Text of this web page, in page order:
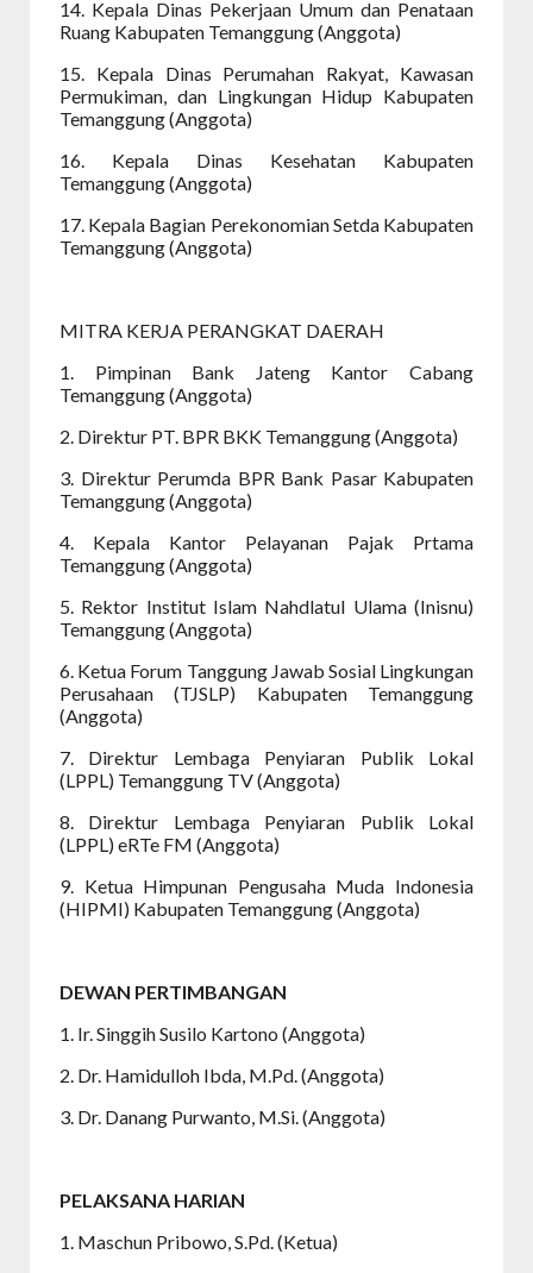
14. Kepala Dinas Pekerjaan Umum dan Penataan
Ruang Kabupaten Temanggung (Anggota)
15. Kepala Dinas Perumahan Rakyat, Kawasan
Permukiman, dan Lingkungan Hidup Kabupaten
Temanggung (Anggota)
16. Kepala Dinas Kesehatan Kabupaten
Temanggung (Anggota)
17. Kepala Bagian Perekonomian Setda Kabupaten
Temanggung (Anggota)
MITRA KERJA PERANGKAT DAERAH
1. Pimpinan Bank Jateng Kantor Cabang
Temanggung (Anggota)
2. Direktur PT. BPR BKK Temanggung (Anggota)
3. Direktur Perumda BPR Bank Pasar Kabupaten
Temanggung (Anggota)
4. Kepala Kantor Pelayanan Pajak Prtama
Temanggung (Anggota)
5. Rektor Institut Islam Nahdlatul Ulama (Inisnu)
Temanggung (Anggota)
6. Ketua Forum Tanggung Jawab Sosial Lingkungan
Perusahaan (TJSLP) Kabupaten Temanggung
(Anggota)
7. Direktur Lembaga Penyiaran Publik Lokal
(LPPL) Temanggung TV (Anggota)
8. Direktur Lembaga Penyiaran Publik Lokal
(LPPL) eRTe FM (Anggota)
9. Ketua Himpunan Pengusaha Muda Indonesia
(HIPMI) Kabupaten Temanggung (Anggota)
DEWAN PERTIMBANGAN
1. Ir. Singgih Susilo Kartono (Anggota)
2. Dr. Hamidulloh Ibda, M.Pd. (Anggota)
3. Dr. Danang Purwanto, M.Si. (Anggota)
PELAKSANA HARIAN
1. Maschun Pribowo, S.Pd. (Ketua)